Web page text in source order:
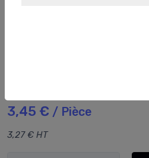
3,45 € / Pièce
3,27 € HT